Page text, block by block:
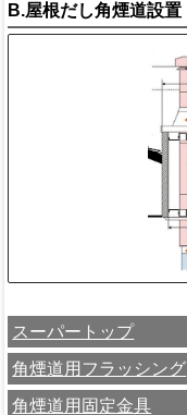
B.屋根だし角煙道設置
スーパートップ
角煙道用フラッシング
角煙道用固定金具